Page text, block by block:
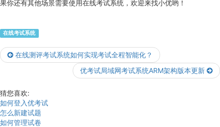
果你还有其他场景需要使用在线考试系统，欢迎来找小优哟！
在线考试系统
在线测评考试系统如何实现考试全程智能化？
优考试局域网考试系统ARM架构版本更新
猜您喜欢:
如何登入优考试
怎么新建试题
如何管理试卷